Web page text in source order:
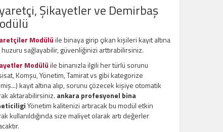
Şikayetler ve Demirbaş
Modülüile binaya girip çıkan kişileri kayıt altına
huzuru sağlayabilir, güvenliğinizi arttırabilirsiniz.
Modülüile binanızla ilgili her türlü sorunu
Komşu, Yönetim, Tamirat vs gibi kategorize
kayıt altına alıp, sorunu çözecek kişiye otomatik
aktarabilirsiniz. ankara profesyonel bina
Yönetim kalitenizi artıracak bu modül etkin
kullanıldığında size maliyet olarak artı değerler